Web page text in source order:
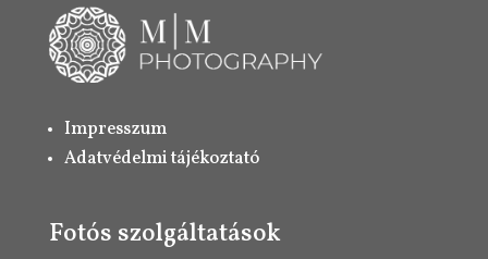
Impresszum
Adatvédelmi tájékoztató
Fotós szolgáltatások